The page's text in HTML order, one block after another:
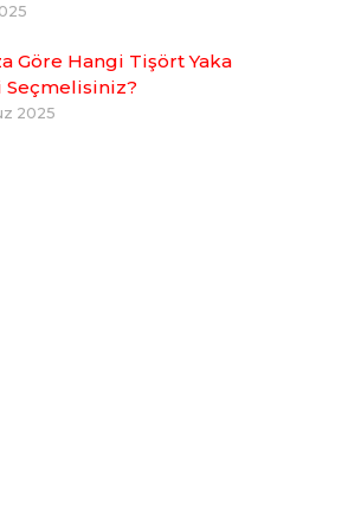
Göre Hangi Tişört Yaka
Seçmelisiniz?
2025